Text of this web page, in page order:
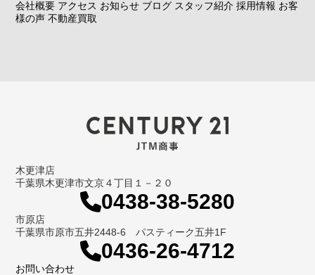
会社概要 アクセス お知らせ ブログ スタッフ紹介 採用情報 お客
様の声 不動産買取
木更津店
千葉県木更津市文京４丁目１－２０
0438-38-5280
市原店
千葉県市原市五井2448-6 パスティーク五井1F
0436-26-4712
お問い合わせ